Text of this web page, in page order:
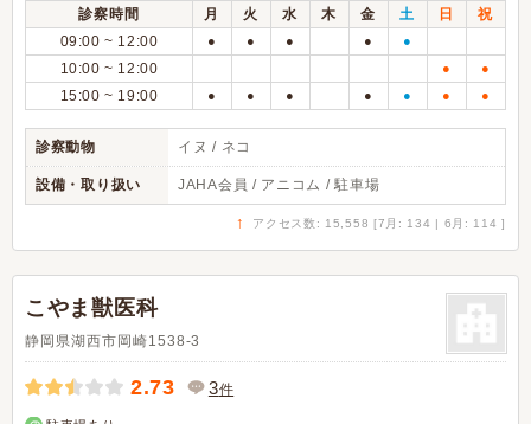
診察時間 月 火 水 木 金 土 日
祝
09:00 ~ 12:00
● ● ● ● ●
10:00 ~ 12:00 ● ●
15:00 ~ 19:00 ● ● ● ● ● ● ●
診察動物 イヌ / ネコ
設備・取り扱い JAHA会員 / アニコム / 駐車場
↑ アクセス数: 15,558 [7月: 134 | 6月: 114 ]
こやま獣医科
静岡県湖西市岡崎1538-3
2.73 3件